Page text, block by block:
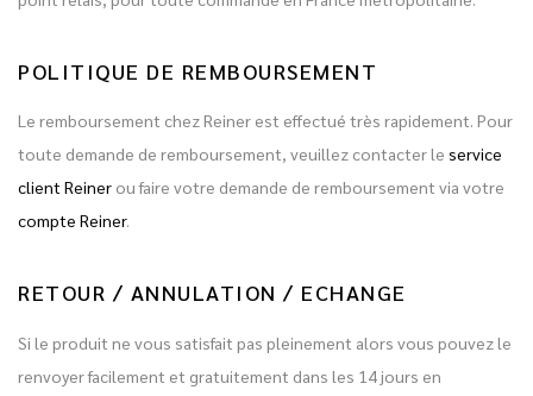
POLITIQUE DE REMBOURSEMENT
Le remboursement chez Reiner est effectué très rapidement. Pour
toute demande de remboursement, veuillez contacter le service
client Reiner ou faire votre demande de remboursement via votre
compte Reiner.
RETOUR / ANNULATION / ECHANGE
Si le produit ne vous satisfait pas pleinement alors vous pouvez le
renvoyer facilement et gratuitement dans les 14 jours en